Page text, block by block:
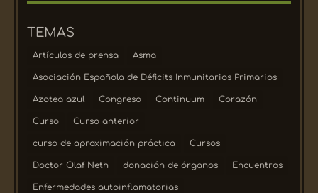
TEMAS
Artículos de prensa Asma
Asociación Española de Déficits Inmunitarios Primarios
Azotea azul Congreso Continuum Corazón
Curso Curso anterior
curso de aproximación práctica Cursos
Doctor Olaf Neth donación de órganos Encuentros
Enfermedades autoinflamatorias